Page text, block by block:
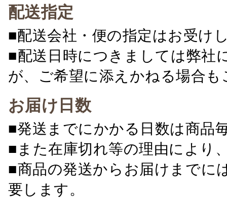
配送指定
■配送会社・便の指定はお受け
■配送日時につきましては弊社
が、ご希望に添えかねる場合
お届け日数
■発送までにかかる日数は商品
■また在庫切れ等の理由により
■商品の発送からお届けまでに
要します。